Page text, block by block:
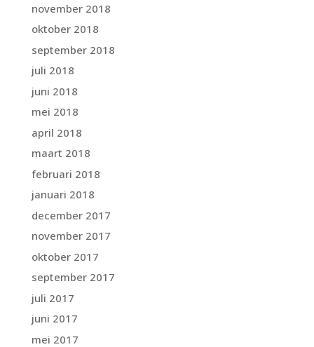
november 2018
oktober 2018
september 2018
juli 2018
juni 2018
mei 2018
april 2018
maart 2018
februari 2018
januari 2018
december 2017
november 2017
oktober 2017
september 2017
juli 2017
juni 2017
mei 2017